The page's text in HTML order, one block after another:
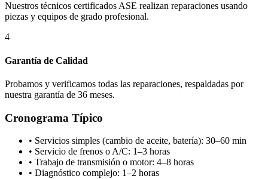
Nuestros técnicos certificados ASE realizan reparaciones usando
piezas y equipos de grado profesional.
4
Garantía de Calidad
Probamos y verificamos todas las reparaciones, respaldadas por
nuestra garantía de 36 meses.
Cronograma Típico
• Servicios simples (cambio de aceite, batería): 30–60 min
• Servicio de frenos o A/C: 1–3 horas
• Trabajo de transmisión o motor: 4–8 horas
• Diagnóstico complejo: 1–2 horas